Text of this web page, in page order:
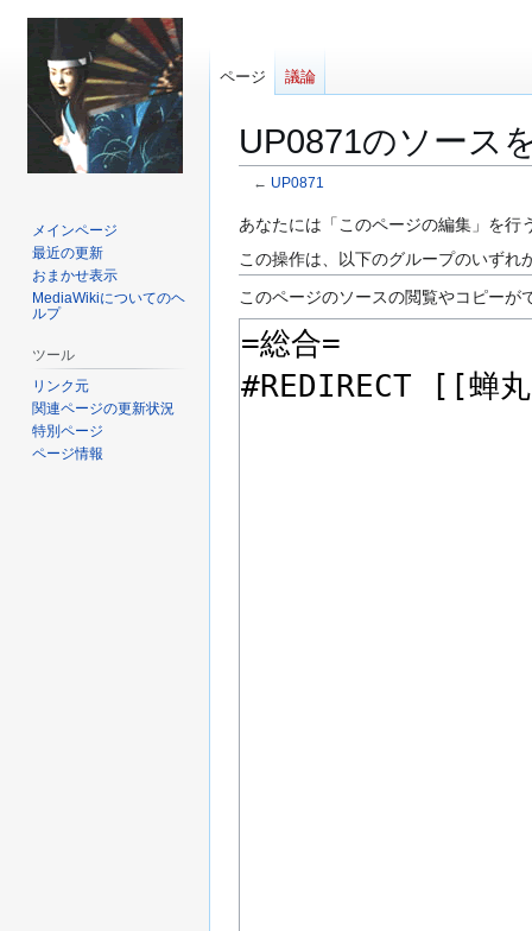
UP0871のソース
← UP0871
ナ
ゲ
ー
ョ
ン
検
に
移
あなたには「このページの編集」を行
この操作は、以下のグループのいず
このページのソースの閲覧やコピーが
ページ 議論
メインページ
最近の更新
おまかせ表示
MediaWikiについてのヘ
ルプ
ツール
リンク元
関連ページの更新状況
特別ページ
ページ情報